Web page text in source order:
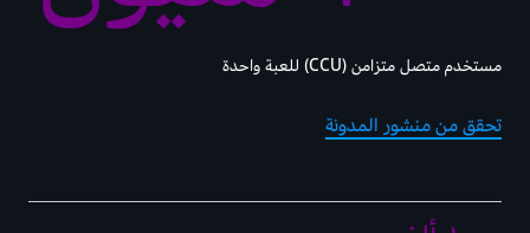
مستخدم متصل متزامن (CCU) للعبة واحدة
تحقق من منشور المدونة